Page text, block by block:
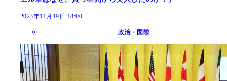
2023年11月19日 18:00
政治・国際